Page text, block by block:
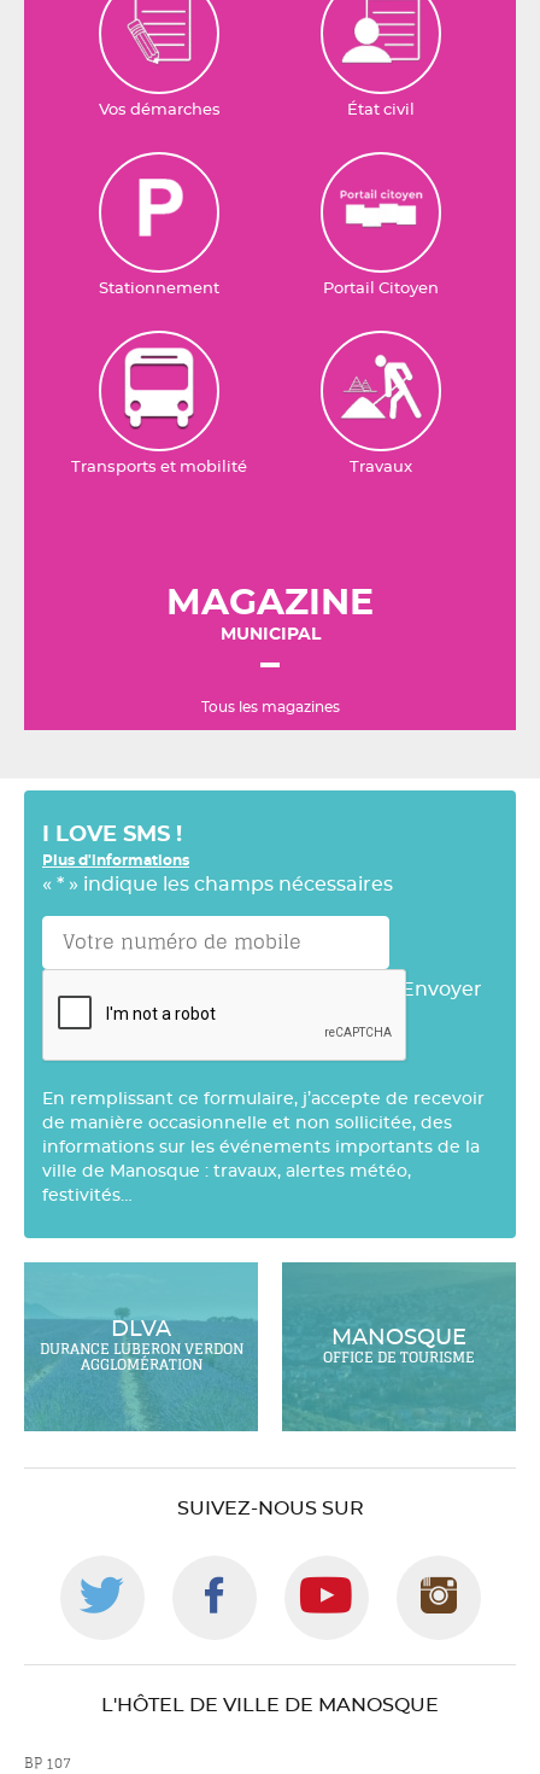
Vos démarches État civil
Stationnement Portail Citoyen
Transports et mobilité Travaux
MAGAZINE
MUNICIPAL
Tous les magazines
I LOVE SMS !
Plus d'informations
« * » indique les champs nécessaires
Envoyer
En remplissant ce formulaire, j’accepte de recevoir
de manière occasionnelle et non sollicitée, des
informations sur les événements importants de la
ville de Manosque : travaux, alertes météo,
festivités…
DLVA
DURANCE LUBERON VERDON
AGGLOMÉRATION
MANOSQUE
OFFICE DE TOURISME
SUIVEZ-NOUS SUR
Suivez-
nous
Suivez-
nous
Suivez-
nous
L'HÔTEL DE VILLE DE MANOSQUE
BP 107